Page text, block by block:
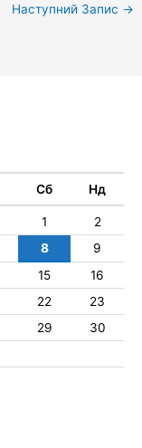
Наступний Запис →
Сб Нд
1
2
8
9
15
16
22
23
29
30